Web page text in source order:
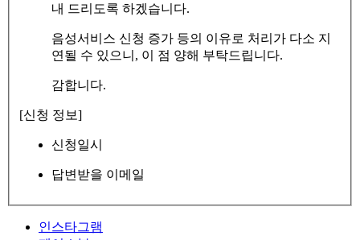
내 드리도록 하겠습니다.
음성서비스 신청 증가 등의 이유로 처리가 다소 지
연될 수 있으니, 이 점 양해 부탁드립니다.
감합니다.
[신청 정보]
신청일시
답변받을 이메일
인스타그램